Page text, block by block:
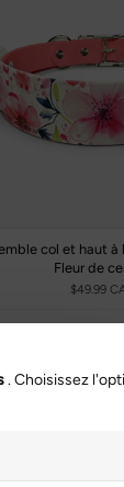
col et haut
Fleur de
$49.99
. Choisissez